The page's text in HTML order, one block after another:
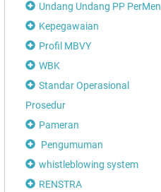
Undang Undang PP PerMen
Kepegawaian
Profil MBVY
WBK
Standar Operasional
Prosedur
Pameran
Pengumuman
whistleblowing system
RENSTRA